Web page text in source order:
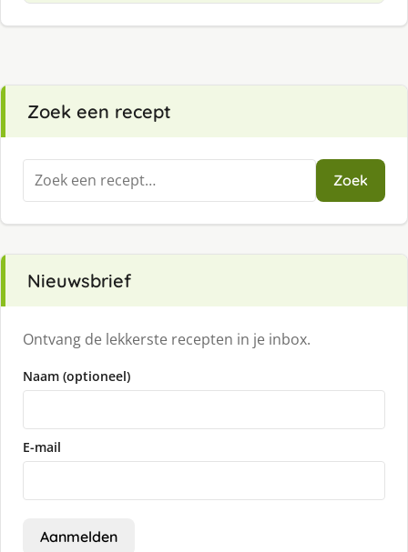
Zoek een recept
Zoeken
naar:
Zoek
Nieuwsbrief
Ontvang de lekkerste recepten in je inbox.
Naam (optioneel)
E-mail
Aanmelden